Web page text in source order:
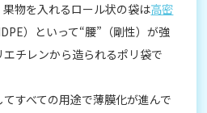
物を入れるロール状の袋は高密
）といって“腰”（剛性）が強
エチレンから造られるポリ袋で
すべての用途で薄膜化が進んで